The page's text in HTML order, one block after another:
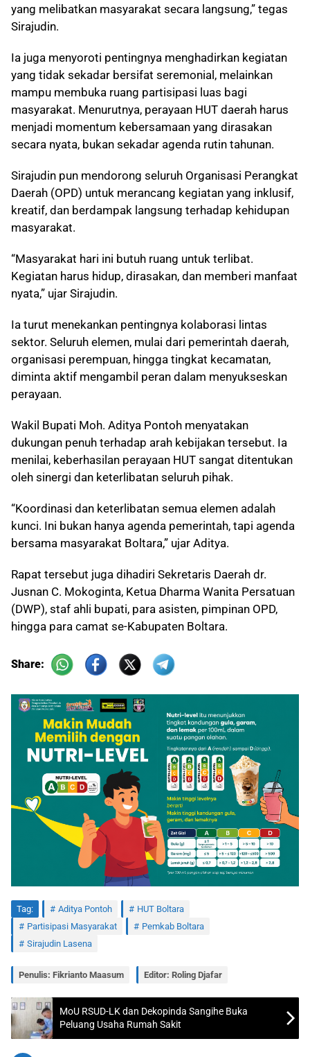
yang melibatkan masyarakat secara langsung,” tegas
Sirajudin.
Ia juga menyoroti pentingnya menghadirkan kegiatan
yang tidak sekadar bersifat seremonial, melainkan
mampu membuka ruang partisipasi luas bagi
masyarakat. Menurutnya, perayaan HUT daerah harus
menjadi momentum kebersamaan yang dirasakan
secara nyata, bukan sekadar agenda rutin tahunan.
Sirajudin pun mendorong seluruh Organisasi Perangkat
Daerah (OPD) untuk merancang kegiatan yang inklusif,
kreatif, dan berdampak langsung terhadap kehidupan
masyarakat.
“Masyarakat hari ini butuh ruang untuk terlibat.
Kegiatan harus hidup, dirasakan, dan memberi manfaat
nyata,” ujar Sirajudin.
Ia turut menekankan pentingnya kolaborasi lintas
sektor. Seluruh elemen, mulai dari pemerintah daerah,
organisasi perempuan, hingga tingkat kecamatan,
diminta aktif mengambil peran dalam menyukseskan
perayaan.
Wakil Bupati Moh. Aditya Pontoh menyatakan
dukungan penuh terhadap arah kebijakan tersebut. Ia
menilai, keberhasilan perayaan HUT sangat ditentukan
oleh sinergi dan keterlibatan seluruh pihak.
“Koordinasi dan keterlibatan semua elemen adalah
kunci. Ini bukan hanya agenda pemerintah, tapi agenda
bersama masyarakat Boltara,” ujar Aditya.
Rapat tersebut juga dihadiri Sekretaris Daerah dr.
Jusnan C. Mokoginta, Ketua Dharma Wanita Persatuan
(DWP), staf ahli bupati, para asisten, pimpinan OPD,
hingga para camat se-Kabupaten Boltara.
Share:
Tag: Aditya Pontoh
HUT Boltara
Partisipasi Masyarakat
Pemkab Boltara
Sirajudin Lasena
Penulis: Fikrianto Maasum Editor: Roling Djafar
MoU RSUD-LK dan Dekopinda Sangihe Buka
Peluang Usaha Rumah Sakit